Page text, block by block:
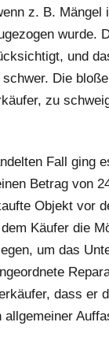
z. B. Mängel
wurde.
und
Die
zu
Fall ging
Betrag von
Objekt vor
Käufer die
um das
dass er